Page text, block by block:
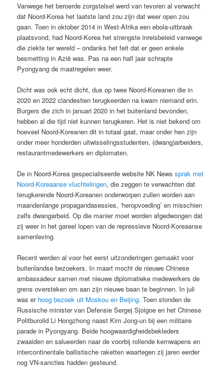
Vanwege het beroerde zorgstelsel werd van tevoren al verwacht
dat Noord-Korea het laatste land zou zijn dat weer open zou
gaan. Toen in oktober 2014 in West-Afrika een ebola-uitbraak
plaatsvond, had Noord-Korea het strengste inreisbeleid vanwege
die ziekte ter wereld – ondanks het feit dat er geen enkele
besmetting in Azië was. Pas na een half jaar schrapte
Pyongyang de maatregelen weer.
Dicht was ook echt dicht, dus op twee Noord-Koreanen die in
2020 en 2022 clandestien terugkeerden na kwam niemand erin.
Burgers die zich in januari 2020 in het buitenland bevonden,
hebben al die tijd niet kunnen terugkeren. Het is niet bekend om
hoeveel Noord-Koreanen dit in totaal gaat, maar onder hen zijn
onder meer honderden uitwisselingsstudenten, (dwang)arbeiders,
restaurantmedewerkers en diplomaten.
De in Noord-Korea gespecialiseerde website NK Newssprak met
Noord-Koreaanse vluchtelingen, die zeggen te verwachten dat
terugkerende Noord-Koreanen onderworpen zullen worden aan
maandenlange propagandasessies, ‘heropvoeding’ en misschien
zelfs dwangarbeid. Op die manier moet worden afgedwongen dat
zij weer in het gareel lopen van de repressieve Noord-Koreaanse
samenleving.
Recent werden al voor het eerst uitzonderingen gemaakt voor
buitenlandse bezoekers. In maart mocht de nieuwe Chinese
ambassadeur samen met nieuwe diplomatieke medewerkers de
grens oversteken om aan zijn nieuwe baan te beginnen. In juli
was er hoog bezoek uit Moskou en Beijing. Toen stonden de
Russische minister van Defensie Sergej Sjoigoe en het Chinese
Politburolid Li Hongzhong naast Kim Jong-un bij een militaire
parade in Pyongyang. Beide hoogwaardigheidsbekleders
zwaaiden en salueerden naar de voorbij rollende kernwapens en
intercontinentale ballistische raketten waartegen zij jaren eerder
nog VN-sancties hadden gesteund.